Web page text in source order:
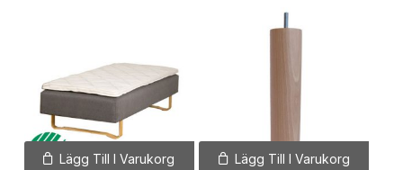
Lägg Till I Varukorg Lägg Till I Varukorg